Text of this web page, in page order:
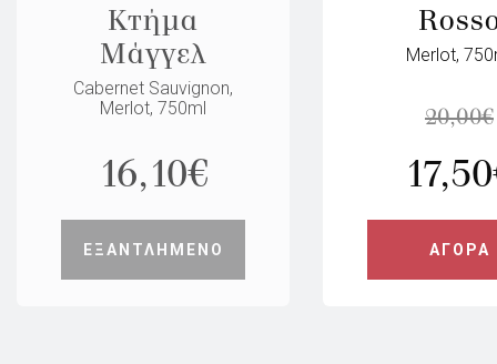
Κτήμα
Μάγγελ
Cabernet Sauvignon,
Merlot, 750ml
16,10€
ΕΞΑΝΤΛΗΜΕΝΟ
Merlot,
20,00€
17,50
ΑΓΟΡΑ